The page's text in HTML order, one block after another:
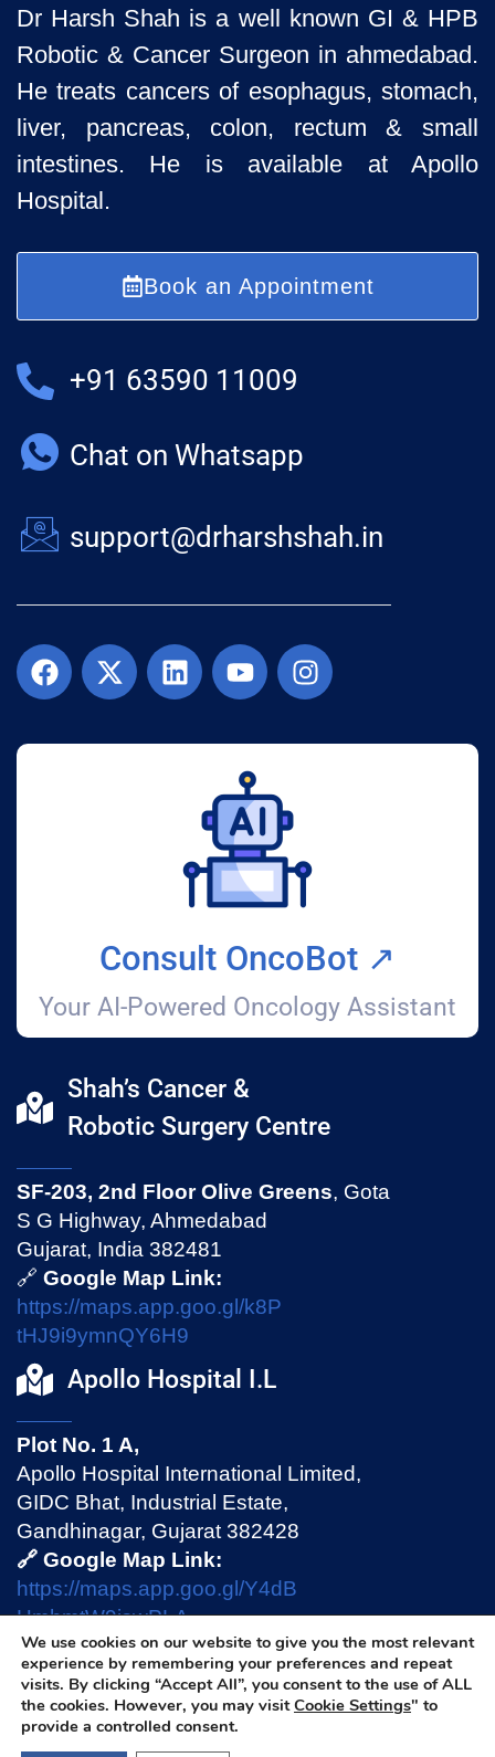
Dr Harsh Shah is a well known GI & HPB
Robotic & Cancer Surgeon in ahmedabad.
He treats cancers of esophagus, stomach,
liver, pancreas, colon, rectum & small
intestines. He is available at Apollo
Hospital.
Book an Appointment
+91 63590 11009
Chat on Whatsapp
support@drharshshah.in
Consult OncoBot ↗️
Your AI-Powered Oncology Assistant
Shah’s Cancer &
Robotic Surgery Centre
SF-203, 2nd Floor Olive Greens, Gota
S G Highway, Ahmedabad
Gujarat, India 382481
🔗 Google Map Link:
https://maps.app.goo.gl/k8P
tHJ9i9ymnQY6H9
Apollo Hospital I.L
Plot No. 1 A,
Apollo Hospital International Limited,
GIDC Bhat, Industrial Estate,
Gandhinagar, Gujarat 382428
🔗 Google Map Link:
https://maps.app.goo.gl/Y4dB
HmhmtW9jswPLA
Privacy Policy|Terms & Conditions|Disclaimer
We use cookies on our website to give you the most relevant
experience by remembering your preferences and repeat
visits. By clicking “Accept All”, you consent to the use of ALL
the cookies. However, you may visitCookie Settings" to
provide a controlled consent.